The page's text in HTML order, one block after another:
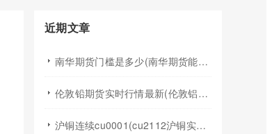
近期文章
南华期货门槛是多少(南华期货能做国际期货吗)
伦敦铅期货实时行情最新(伦敦铝锡期货实时行情)
沪铜连续cu0001(cu2112沪铜实时行情)